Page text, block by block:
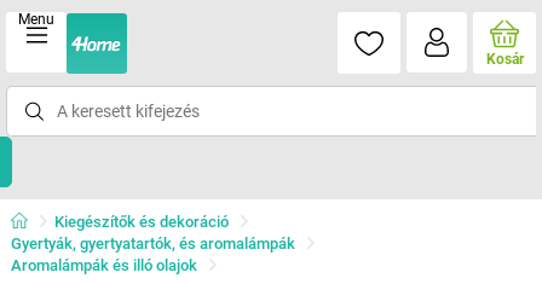
Menu
Kosár
Kiegészítők és dekoráció
Gyertyák, gyertyatartók, és aromalámpák
Aromalámpák és illó olajok